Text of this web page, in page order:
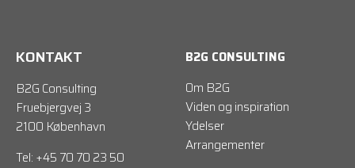
KONTAKT
B2G Consulting
Fruebjergvej 3
2100 København
Tel: +45 70 70 23 50
B2G CONSULTING
Om B2G
Viden og inspiration
Ydelser
Arrangementer